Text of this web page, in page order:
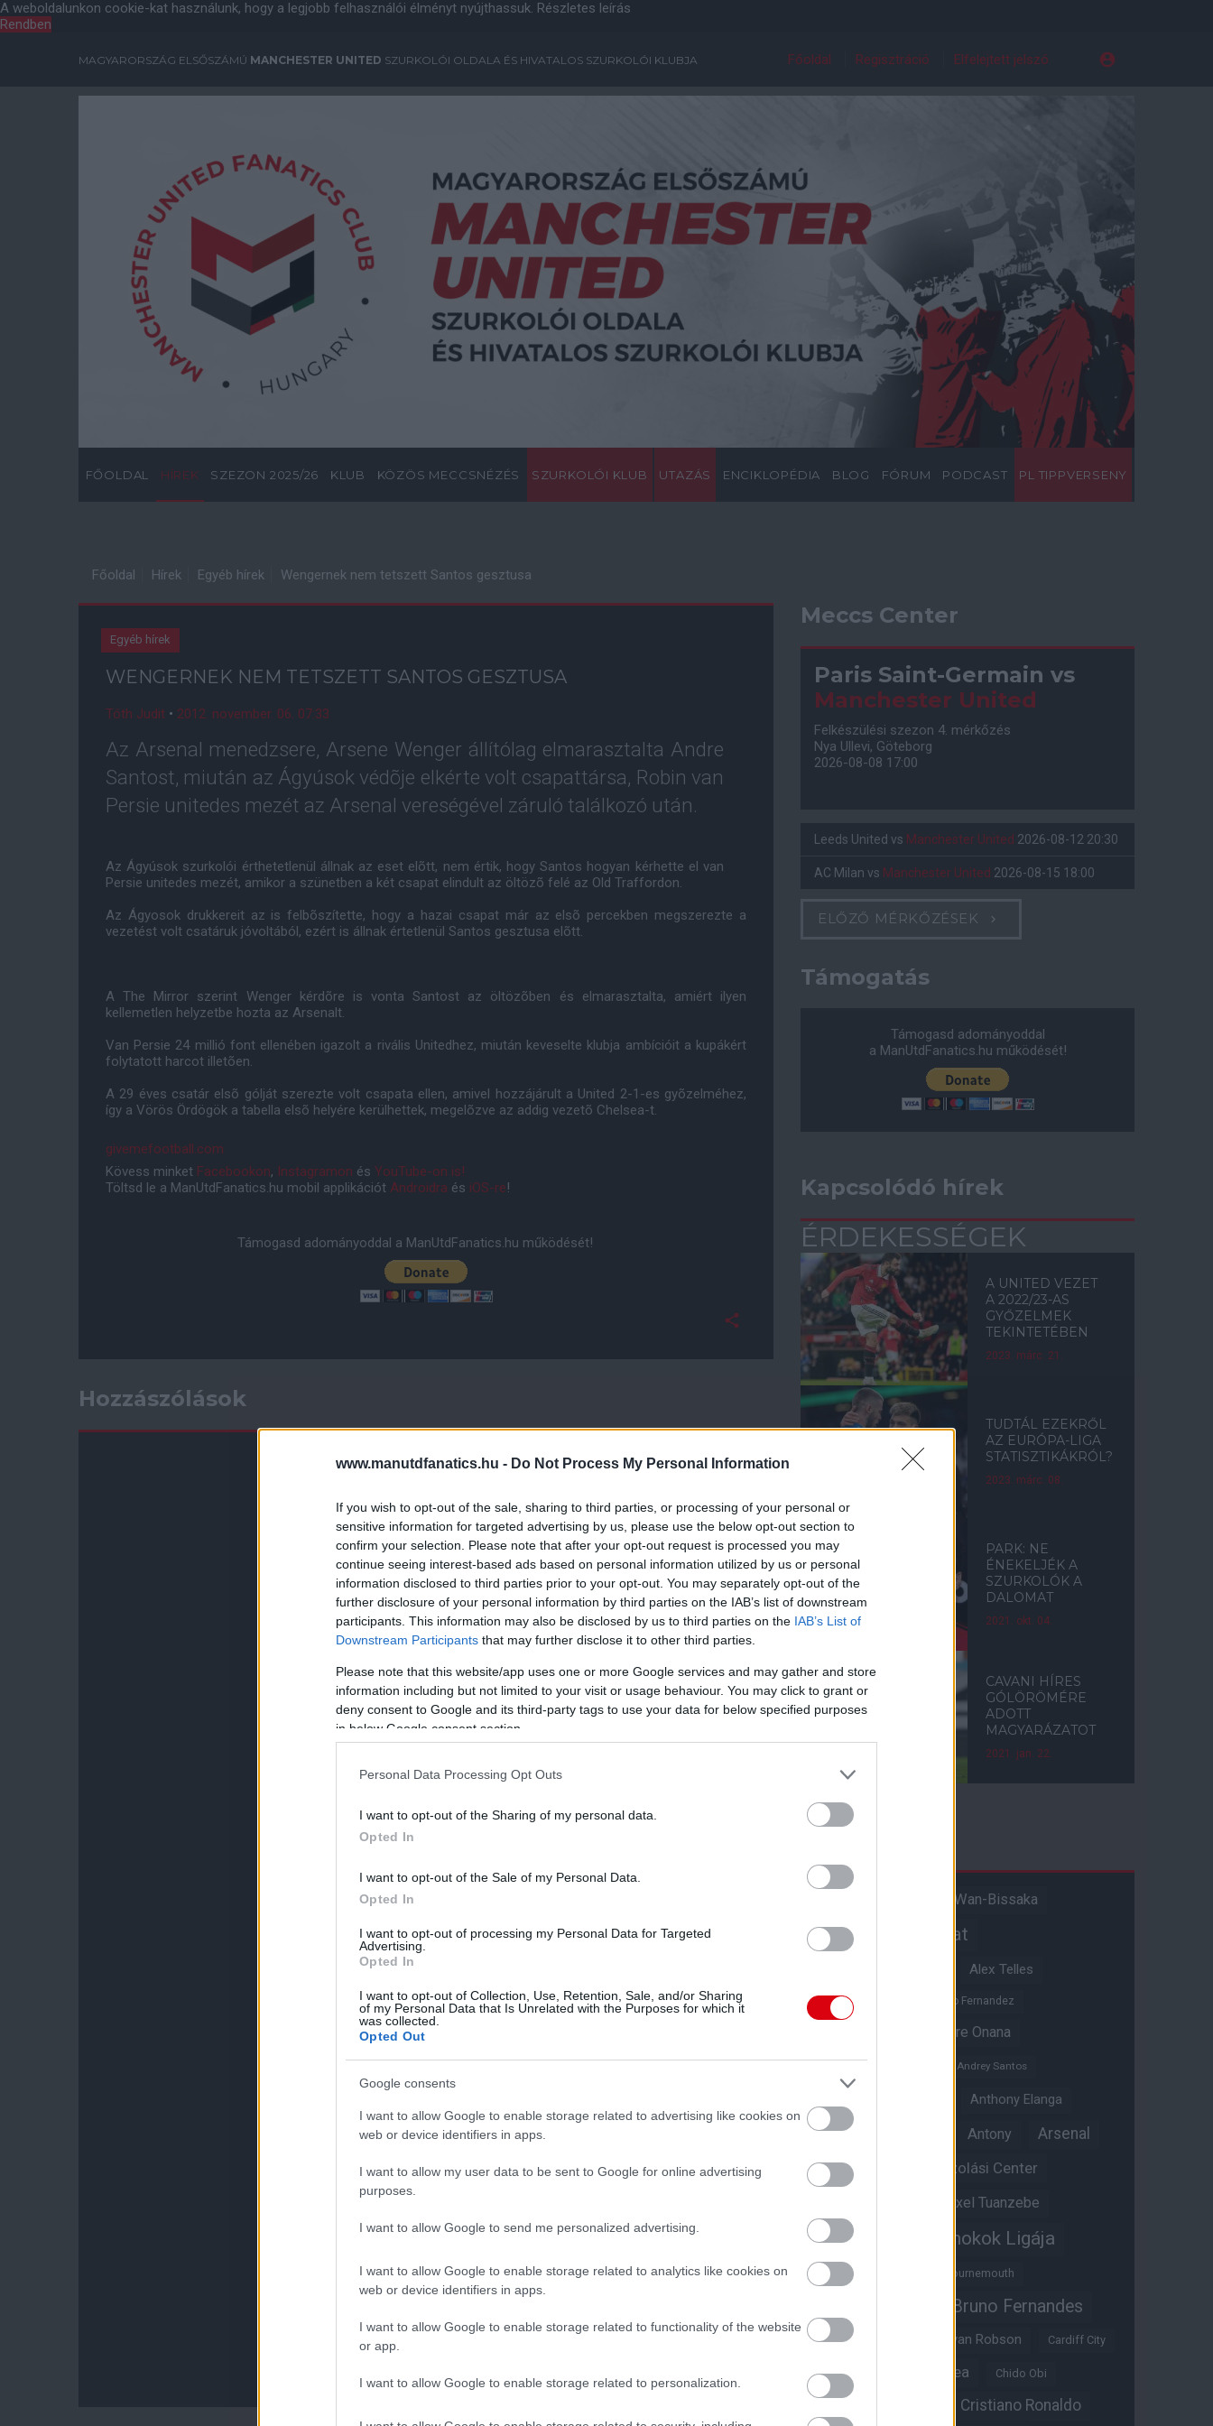
A weboldalunkon cookie-kat használunk, hogy a legjobb felhasználói élményt nyújthassuk. Részletes leírás
Rendben
www.manutdfanatics.hu - Do Not Process My Personal Information
If you wish to opt-out of the sale, sharing to third parties, or processing of your personal or
sensitive information for targeted advertising by us, please use the below opt-out section to
confirm your selection. Please note that after your opt-out request is processed you may
continue seeing interest-based ads based on personal information utilized by us or personal
information disclosed to third parties prior to your opt-out. You may separately opt-out of the
further disclosure of your personal information by third parties on the IAB’s list of downstream
participants. This information may also be disclosed by us to third parties on the IAB’s List of
Downstream Participants that may further disclose it to other third parties.
Please note that this website/app uses one or more Google services and may gather and store
information including but not limited to your visit or usage behaviour. You may click to grant or
deny consent to Google and its third-party tags to use your data for below specified purposes
in below Google consent section.
Personal Data Processing Opt Outs
I want to opt-out of the Sharing of my personal data.
Opted In
I want to opt-out of the Sale of my Personal Data.
Opted In
I want to opt-out of processing my Personal Data for Targeted
Advertising.
Opted In
I want to opt-out of Collection, Use, Retention, Sale, and/or Sharing
of my Personal Data that Is Unrelated with the Purposes for which it
was collected.
Opted Out
Google consents
I want to allow Google to enable storage related to advertising like cookies on
web or device identifiers in apps.
I want to allow my user data to be sent to Google for online advertising
purposes.
I want to allow Google to send me personalized advertising.
I want to allow Google to enable storage related to analytics like cookies on
web or device identifiers in apps.
I want to allow Google to enable storage related to functionality of the website
or app.
I want to allow Google to enable storage related to personalization.
MAGYARORSZÁG ELSŐSZÁMÚ MANCHESTER UNITED SZURKOLÓI OLDALA ÉS HIVATALOS SZURKOLÓI KLUBJA Főoldal Regisztráció Elfelejtett jelszó
FŐOLDAL HÍREK SZEZON 2025/26 KLUB KÖZÖS MECCSNÉZÉS SZURKOLÓI KLUB UTAZÁS ENCIKLOPÉDIA BLOG FÓRUM PODCAST PL TIPPVERSENY
Főoldal Hírek Egyéb hírek Wengernek nem tetszett Santos gesztusa
Egyéb hírek
WENGERNEK NEM TETSZETT SANTOS GESZTUSA
Tóth Judit • 2012. november. 06. 07:33
Az Arsenal menedzsere, Arsene Wenger állítólag elmarasztalta Andre
Santost, miután az Ágyúsok védõje elkérte volt csapattársa, Robin van
Persie unitedes mezét az Arsenal vereségével záruló találkozó után.
Az Ágyúsok szurkolói érthetetlenül állnak az eset elõtt, nem értik, hogy Santos hogyan kérhette el van
Persie unitedes mezét, amikor a szünetben a két csapat elindult az öltözõ felé az Old Traffordon.
Az Ágyosok drukkereit az is felbõszítette, hogy a hazai csapat már az elsõ percekben megszerezte a
vezetést volt csatáruk jóvoltából, ezért is állnak értetlenül Santos gesztusa elõtt.
A The Mirror szerint Wenger kérdõre is vonta Santost az öltözõben és elmarasztalta, amiért ilyen
kellemetlen helyzetbe hozta az Arsenalt.
Van Persie 24 millió font ellenében igazolt a rivális Unitedhez, miután keveselte klubja ambícióit a kupákért
folytatott harcot illetõen.
A 29 éves csatár elsõ gólját szerezte volt csapata ellen, amivel hozzájárult a United 2-1-es gyõzelméhez,
így a Vörös Ördögök a tabella elsõ helyére kerülhettek, megelõzve az addig vezetõ Chelsea-t.
givemefootball.com
Kövess minket Facebookon, Instagramon és YouTube-on is!
Töltsd le a ManUtdFanatics.hu mobil applikációt Androidra és iOS-re!
Támogasd adományoddal a ManUtdFanatics.hu működését!
Hozzászólások
Meccs Center
Paris Saint-Germain vs
Manchester United
Felkészülési szezon 4. mérkőzés
Nya Ullevi, Göteborg
2026-08-08 17:00
Leeds United vs Manchester United 2026-08-12 20:30
AC Milan vs Manchester United 2026-08-15 18:00
ELŐZŐ MÉRKŐZÉSEK
Támogatás
Támogasd adományoddal
a ManUtdFanatics.hu működését!
Kapcsolódó hírek
ÉRDEKESSÉGEK
A UNITED VEZET
A 2022/23-AS
GYŐZELMEK
TEKINTETÉBEN
2023. márc. 21.
TUDTÁL EZEKRŐL
AZ EURÓPA-LIGA
STATISZTIKÁKRÓL?
2023. márc. 08.
PARK: NE
ÉNEKELJÉK A
SZURKOLÓK A
DALOMAT
2021. okt. 04.
CAVANI HÍRES
GÓLÖRÖMÉRE
ADOTT
MAGYARÁZATOT
2021. jan. 22.
Aaron Wan-Bissaka
Akadémiai csapat
Alex Telles
Altay Bayindir Alvaro Fernandez
Andre Onana
Andreas Pereira
Andrey Santos
Anthony Elanga
Anthony Martial Antony Arsenal
Aston Villa Átigazolási Center
Axel Tuanzebe
Ayden Heaven Bajnokok Ligája
Benjamin Sesko Bournemouth
Bruno Fernandes
Bryan Mbeumo Bryan Robson Cardiff City
Casemiro Chelsea Chido Obi
Cristiano Ronaldo